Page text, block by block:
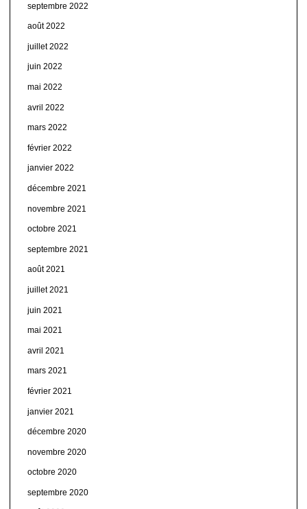
septembre 2022
août 2022
juillet 2022
juin 2022
mai 2022
avril 2022
mars 2022
février 2022
janvier 2022
décembre 2021
novembre 2021
octobre 2021
septembre 2021
août 2021
juillet 2021
juin 2021
mai 2021
avril 2021
mars 2021
février 2021
janvier 2021
décembre 2020
novembre 2020
octobre 2020
septembre 2020